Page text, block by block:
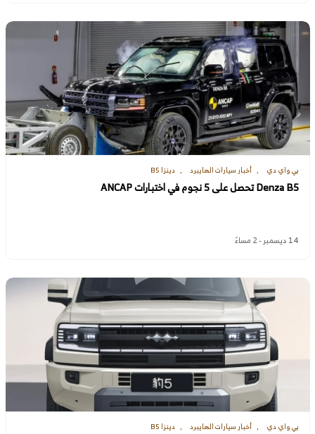
بي واي دي أخبار سيارات الهايبرد دينزا B5
Denza B5 تحصل على 5 نجوم في اختبارات ANCAP
14 ديسمبر - 2 مساءً
بي واي دي أخبار سيارات الهايبرد دينزا B5